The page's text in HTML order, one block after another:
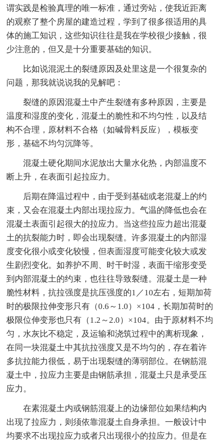
谓实践是检验真理的唯一标准，通过旁站，使我近距离
的观察了整个房屋的建造过程，学到了很多很适用的具
体的施工知识，这些知识往往是我在学校很少接触，很
少注意的，但又是十分重要基础的知识。
比如说混泥土的裂缝原因及处里这是一个很复杂的
问题，那我就说说我的见解吧：
裂缝的原因混凝土中产生裂缝有多种原因，主要是
温度和湿度的变化，混凝土的脆性和不均匀性，以及结
构不合理，原材料不合格（如碱骨料反应），模板变
形，基础不均匀沉降等。
混凝土硬化期间水泥放出大量水化热，内部温度不
断上升，在表面引起拉应力。
后期在降温过程中，由于受到基础或老混凝上的约
束，又会在混凝土内部出现拉应力。气温的降低也会在
混凝土表面引起很大的拉应力。当这些拉应力超出混凝
土的抗裂能力时，即会出现裂缝。许多混凝土的内部湿
度变化很小或变化较慢，但表面湿度可能变化较大或发
生剧烈变化。如养护不周、时干时湿，表面干缩形变受
到内部混凝土的约束，也往往导致裂缝。混凝土是一种
脆性材料，抗拉强度是抗压强度的1／10左右，短期加荷
时的极限拉伸变形只有（0.6～1.0）×104，长期加荷时的
极限位伸变形也只有（1.2～2.0）×104。由于原材料不均
匀，水灰比不稳定，及运输和浇筑过程中的离析现象，
在同一块混凝土中其抗拉强度又是不均匀的，存在着许
多抗拉能力很低，易于出现裂缝的薄弱部位。在钢筋混
凝土中，拉应力主要是由钢筋承担，混凝土只是承受压
应力。
在素混凝土内或钢筋混凝上的边缘部位如果结构内
出现了拉应力，则须依靠混凝土自身承担。一般设计中
均要求不出现拉应力或者只出现很小的拉应力。但是在